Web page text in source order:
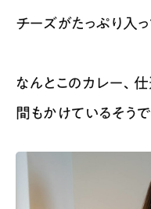
チーズがたっぷり入っ
なんとこのカレー、
間もかけているそうで